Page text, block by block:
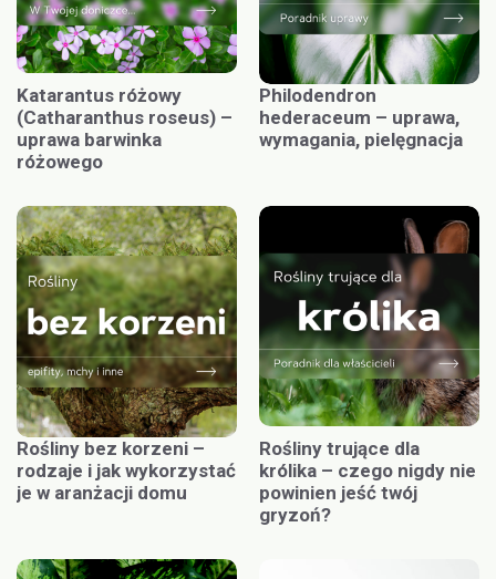
Katarantus różowy
(Catharanthus roseus) –
uprawa barwinka
różowego
Philodendron
hederaceum – uprawa,
wymagania, pielęgnacja
Rośliny bez korzeni –
rodzaje i jak wykorzystać
je w aranżacji domu
Rośliny trujące dla
królika – czego nigdy nie
powinien jeść twój
gryzoń?